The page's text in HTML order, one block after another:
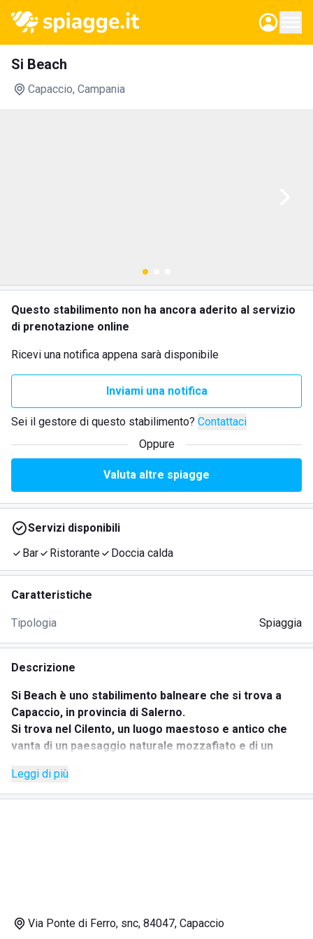
Si Beach
Capaccio, Campania
Questo stabilimento non ha ancora aderito al servizio
di prenotazione online
Ricevi una notifica appena sarà disponibile
Inviami una notifica
Sei il gestore di questo stabilimento? Contattaci
Oppure
Valuta altre spiagge
Servizi disponibili
Bar
Ristorante Doccia calda
Caratteristiche
Tipologia Spiaggia
Descrizione
Si Beach è uno stabilimento balneare che si trova a
Capaccio, in provincia di Salerno.
Si trova nel Cilento, un luogo maestoso e antico che
vanta di un paesaggio naturale mozzafiato e di un
Non facendovi mancare nessun comfort, mira ad
offrirvi un ambiente piacevole e rilassante nel quale
anche numerosi servizi per garantirvi il più piacevole
Leggi di più
Via Ponte di Ferro, snc, 84047, Capaccio